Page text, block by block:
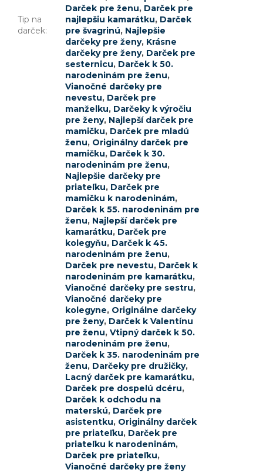
Tip na
darček:
Darček pre ženu, Darček pre
najlepšiu kamarátku, Darček
pre švagrinú, Najlepšie
darčeky pre ženy, Krásne
darčeky pre ženy, Darček pre
sesternicu, Darček k 50.
narodeninám pre ženu,
Vianočné darčeky pre
nevestu, Darček pre
manželku, Darčeky k výročiu
pre ženy, Najlepší darček pre
mamičku, Darček pre mladú
ženu, Originálny darček pre
mamičku, Darček k 30.
narodeninám pre ženu,
Najlepšie darčeky pre
priateľku, Darček pre
mamičku k narodeninám,
Darček k 55. narodeninám pre
ženu, Najlepší darček pre
kamarátku, Darček pre
kolegyňu, Darček k 45.
narodeninám pre ženu,
Darček pre nevestu, Darček k
narodeninám pre kamarátku,
Vianočné darčeky pre sestru,
Vianočné darčeky pre
kolegyne, Originálne darčeky
pre ženy, Darček k Valentínu
pre ženu, Vtipný darček k 50.
narodeninám pre ženu,
Darček k 35. narodeninám pre
ženu, Darčeky pre družičky,
Lacný darček pre kamarátku,
Darček pre dospelú dcéru,
Darček k odchodu na
materskú, Darček pre
asistentku, Originálny darček
pre priateľku, Darček pre
priateľku k narodeninám,
Darček pre priateľku,
Vianočné darčeky pre ženy